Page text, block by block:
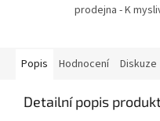
prodejna - K
Popis Hodnocení Diskuze
Detailní popis